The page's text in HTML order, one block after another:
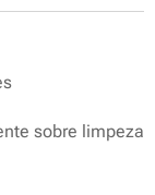
sobre limpeza